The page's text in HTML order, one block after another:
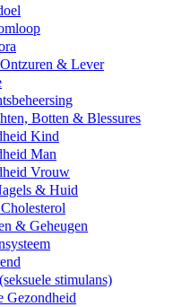
& Lever
Botten & Blessures
Kind
Man
Vrouw
& Huid
& Geheugen
stimulans)
Gezondheid